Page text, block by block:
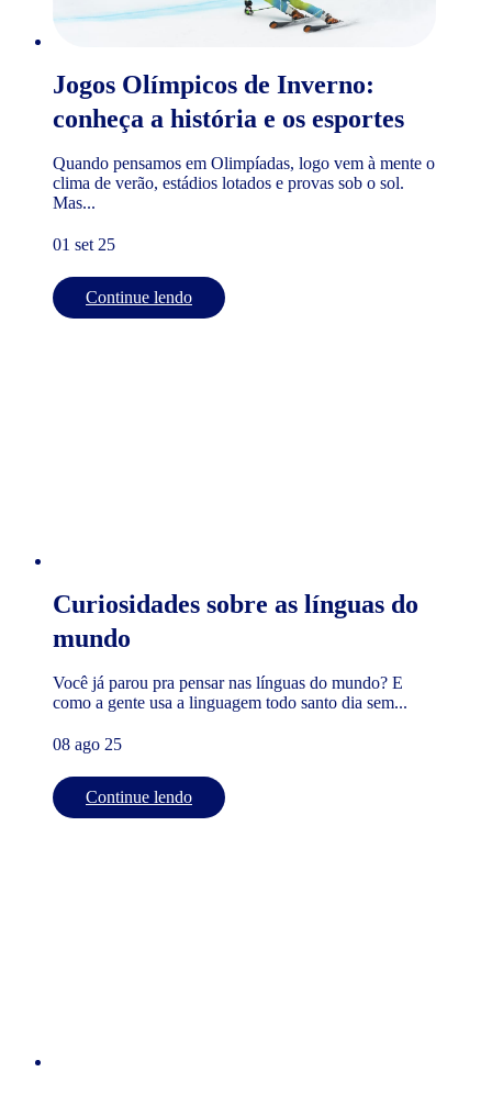
Jogos Olímpicos de Inverno:
conheça a história e os esportes
Quando pensamos em Olimpíadas, logo vem à mente o
clima de verão, estádios lotados e provas sob o sol.
Mas...
01 set 25
Continue lendo
Curiosidades sobre as línguas do
mundo
Você já parou pra pensar nas línguas do mundo? E
como a gente usa a linguagem todo santo dia sem...
08 ago 25
Continue lendo